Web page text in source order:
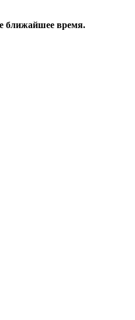
ближайшее время.